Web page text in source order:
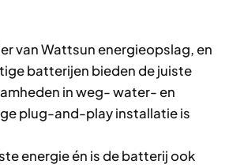
van Wattsun energieopslag, en
batterijen bieden de juiste
in weg- water- en
plug-and-play installatie is
energie én is de batterij ook